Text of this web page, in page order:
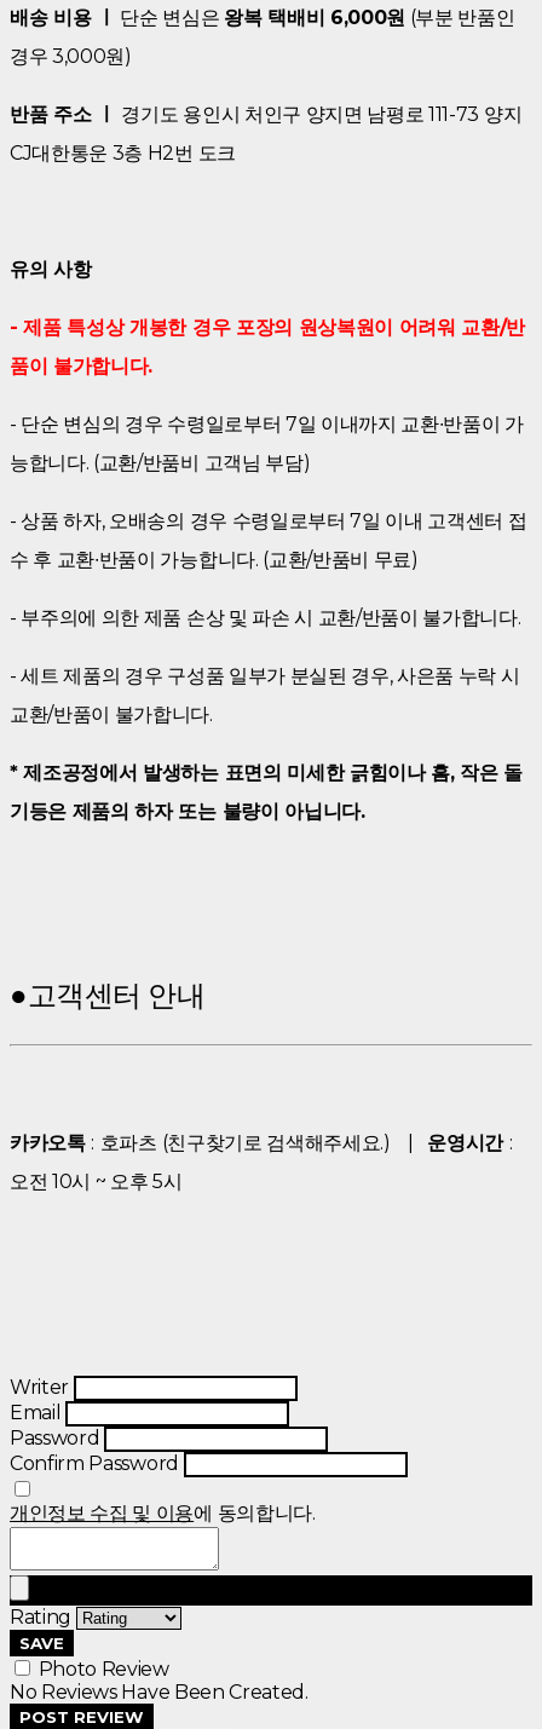
배송 비용 ㅣ 단순 변심은 왕복 택배비 6,000원 (부분 반품인
경우 3,000원)
반품 주소 ㅣ 경기도 용인시 처인구 양지면 남평로 111-73 양지
CJ대한통운 3층 H2번 도크
유의 사항
- 제품 특성상 개봉한 경우 포장의 원상복원이 어려워 교환/반
품이 불가합니다.
- 단순 변심의 경우 수령일로부터 7일 이내까지 교환∙반품이 가
능합니다. (교환/반품비 고객님 부담)
- 상품 하자, 오배송의 경우 수령일로부터 7일 이내 고객센터 접
수 후 교환∙반품이 가능합니다. (교환/반품비 무료)
- 부주의에 의한 제품 손상 및 파손 시 교환/반품이 불가합니다.
- 세트 제품의 경우 구성품 일부가 분실된 경우, 사은품 누락 시
교환/반품이 불가합니다.
* 제조공정에서 발생하는 표면의 미세한 긁힘이나 흠, 작은 돌
기등은 제품의 하자 또는 불량이 아닙니다.
●고객센터 안내
카카오톡 : 호파츠 (친구찾기로 검색해주세요.) 운영시간 :
오전 10시 ~ 오후 5시
Writer
Email
Password
Confirm Password
개인정보 수집 및 이용에 동의합니다.
Rating
SAVE
Photo Review
No Reviews Have Been Created.
POST REVIEW